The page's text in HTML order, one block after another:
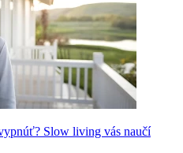
Slow living vás naučí